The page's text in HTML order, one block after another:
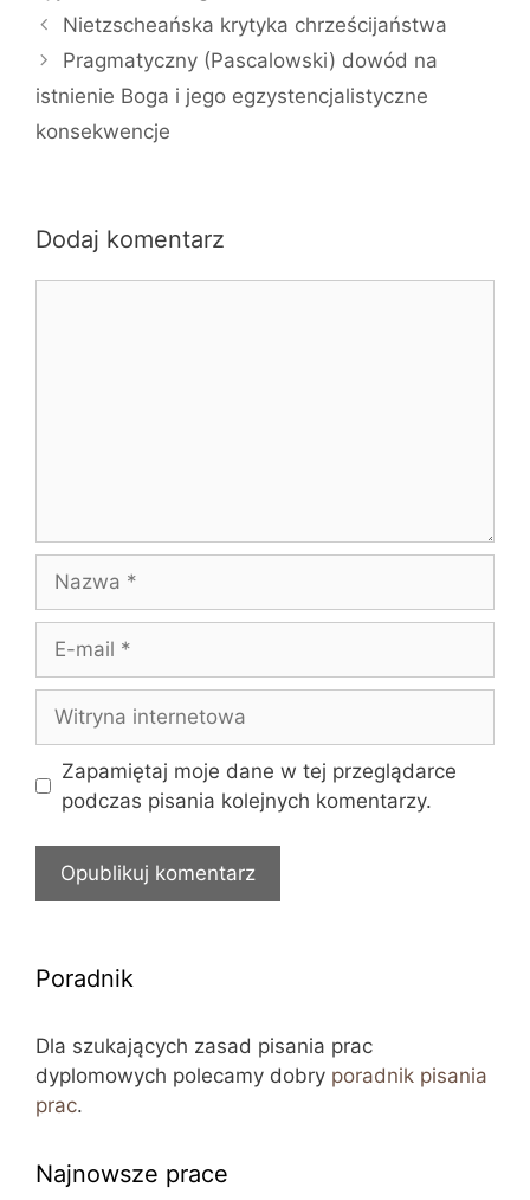
Nietzscheańska krytyka chrześcijaństwa
Pragmatyczny (Pascalowski) dowód na
istnienie Boga i jego egzystencjalistyczne
konsekwencje
Dodaj komentarz
mail
internetowa
Zapamiętaj moje dane w tej przeglądarce
podczas pisania kolejnych komentarzy.
Poradnik
Dla szukających zasad pisania prac
dyplomowych polecamy dobry poradnik pisania
prac.
Najnowsze prace